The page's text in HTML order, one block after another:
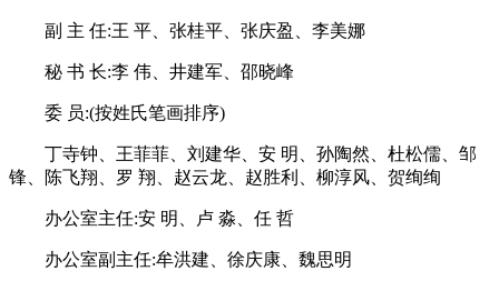
副 主 任:王 平、张桂平、张庆盈、李美娜
秘 书 长:李 伟、井建军、邵晓峰
委 员:(按姓氏笔画排序)
丁寺钟、王菲菲、刘建华、安 明、孙陶然、杜松儒、邹
锋、陈飞翔、罗 翔、赵云龙、赵胜利、柳淳风、贺绚绚
办公室主任:安 明、卢 淼、任 哲
办公室副主任:牟洪建、徐庆康、魏思明